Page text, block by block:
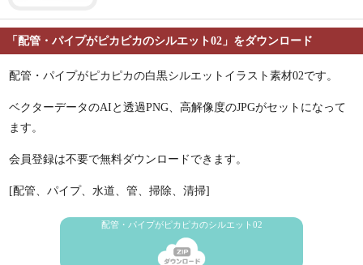
「配管・パイプがピカピカのシルエット02」をダウンロード
配管・パイプがピカピカの白黒シルエットイラスト素材02です。
ベクターデータのAIと透過PNG、高解像度のJPGがセットになって
ます。
会員登録は不要で無料ダウンロードできます。
[配管、パイプ、水道、管、掃除、清掃]
配管・パイプがピカピカのシルエット02